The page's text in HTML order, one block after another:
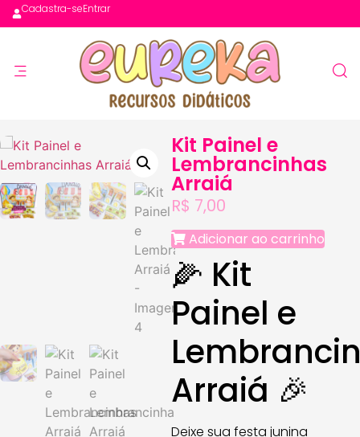
Cadastra-seEntrar
Kit Painel e
Lembrancinhas
Arraiá
R$ 7,00
Adicionar ao carrinho
🌽 Kit
Painel e
Arraiá 🎉
Deixe sua festa junina